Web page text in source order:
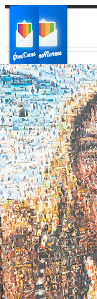
Ваш город:
Ваш регион доставки
Выберите из списка: